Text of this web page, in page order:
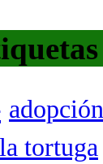
adopción
tortuga